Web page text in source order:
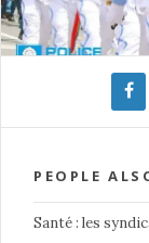
PEOPLE
Santé : les